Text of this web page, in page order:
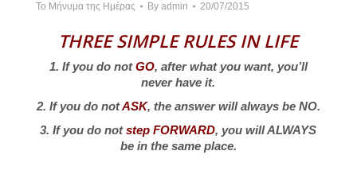
Το Μήνυμα της Ημέρας By admin 20/07/2015
THREE SIMPLE RULES IN LIFE
1. If you do notGO, after what you want, you’ll
never have it.
2. If you do notASK, the answer will always be NO.
3. If you do notstep FORWARD, you will ALWAYS
be in the same place.